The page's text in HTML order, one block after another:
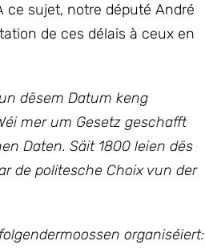
ce sujet, notre député André
de ces délais à ceux en
dësem Datum keng
mer um Gesetz geschafft
Daten. Säit 1800 leien dës
de politesche Choix vun der
organiséiert: